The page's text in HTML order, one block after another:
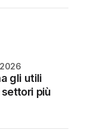
gli utili
più